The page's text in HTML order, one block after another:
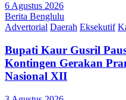
6 Agustus 2026
Berita Benglulu
Advertorial Daerah Eksekutif
Bupati Kaur Gusril
Kontingen Gerakan
Nasional XII